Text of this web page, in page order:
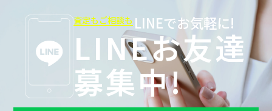
査定もご相談も LINEでお気軽に!
LINEお友達
募集中!